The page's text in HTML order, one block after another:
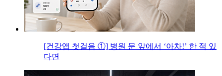
[건강앱 첫걸음 ①] 병원 문 앞에서 ‘아차!’ 한 적 있
다면